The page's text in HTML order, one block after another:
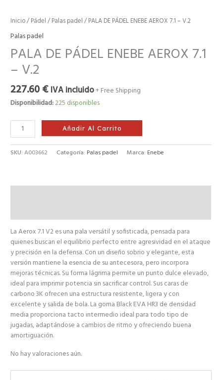
Inicio/Pádel /Palas padel / PALA DE PÁDEL ENEBE AEROX 7.1 – V.2
Palas padel
PALA DE PÁDEL ENEBE AEROX 7.1
– V.2
227.60€ IVA incluido+ Free Shipping
Disponibilidad:225 disponibles
Añadir Al Carrito
SKU:A003662 Categoría: Palas padel Marca: Enebe
La Aerox 7.1 V2 es una pala versátil y sofisticada, pensada para
quienes buscan el equilibrio perfecto entre agresividad en el ataque
y precisión en la defensa. Con un diseño sobrio y elegante, esta
versión mantiene la esencia de su antecesora, pero incorpora
mejoras técnicas. Su forma lágrima permite un punto dulce elevado,
ideal para imprimir potencia sin sacrificar control. Sus caras de
carbono 3K ofrecen una estructura resistente, ligera y con
excelente y salida de bola. La goma Black EVA HR3 de densidad
media proporciona tacto intermedio ideal para todo tipo de
jugadas, adaptándose a cambios de ritmo y ofreciendo buena
amortiguación.
No hay valoraciones aún.